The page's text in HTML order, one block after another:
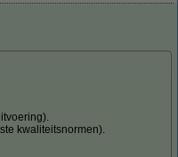
kwaliteitsnormen).